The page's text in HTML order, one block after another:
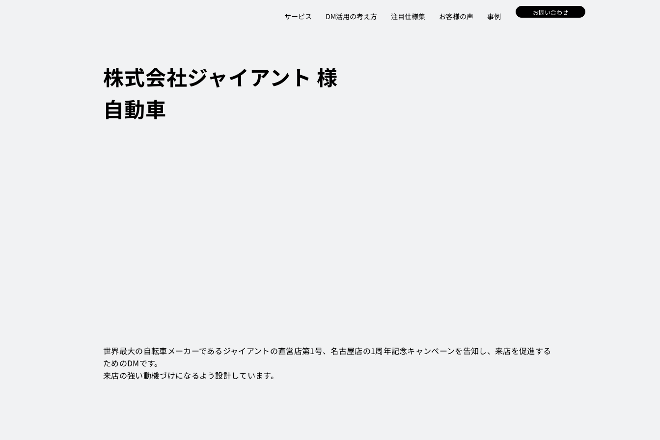
サービス DM活用の考え方 注目仕様集 お客様の声 事例 お問い合わせ
株式会社ジャイアント 様
自動車
世界最大の自転車メーカーであるジャイアントの直営店第1号、名古屋店の1周年記念キャンペーンを告知し、来店を促進する
ためのDMです。
来店の強い動機づけになるよう設計しています。